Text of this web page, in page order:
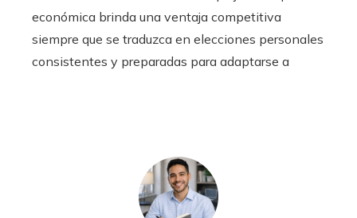
económica brinda una ventaja competitiva
siempre que se traduzca en elecciones personales
consistentes y preparadas para adaptarse a